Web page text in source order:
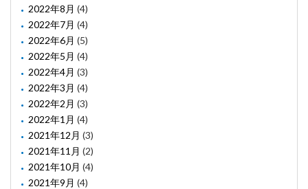
2022年8月 (4)
2022年7月 (4)
2022年6月 (5)
2022年5月 (4)
2022年4月 (3)
2022年3月 (4)
2022年2月 (3)
2022年1月 (4)
2021年12月 (3)
2021年11月 (2)
2021年10月 (4)
2021年9月 (4)